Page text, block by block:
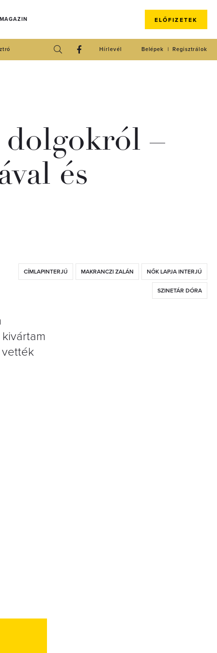
ELŐFIZETEK
Regisztrálok
Belépek
Hírlevél
dolgokról –
és
CÍMLAPINTERJÚ MAKRANCZI ZALÁN NŐK LAPJA INTERJÚ
SZINETÁR DÓRA
vették